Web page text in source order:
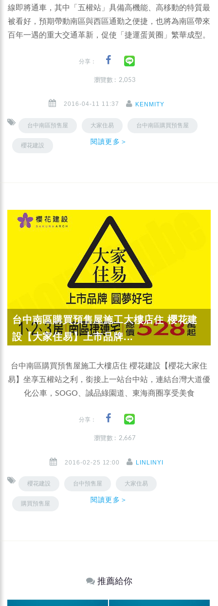
線即將通車，其中「五權站」具備高機能、高移動的特質最
被看好，預期帶動南區與西區通勤之便捷，也將為南區帶來
百年一遇的重大交通革新，促使「捷運蛋黃圈」繁華成型。
分享：
瀏覽數 : 2,053
2016-04-11 11:37 KENMITY
台中南區預售屋 大家住易 台中南區購買預售屋
櫻花建設 閱讀更多＞
台中南區購買預售屋施工大樓店住 櫻花建
設【大家住易】上市品牌...
台中南區購買預售屋施工大樓店住 櫻花建設【櫻花大家住
易】坐享五權站之利，銜接上一站台中站，連結台灣大道優
化公車，SOGO、誠品綠園道、東海商圈享受美食
分享：
瀏覽數 : 2,667
2016-02-25 12:00 LINLINYI
櫻花建設 台中預售屋 大家住易
購買預售屋 閱讀更多＞
推薦給你